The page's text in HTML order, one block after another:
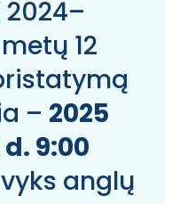
12
– 2025
9:00
anglų